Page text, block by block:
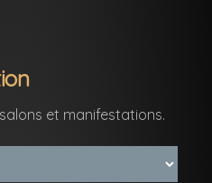
et manifestations.